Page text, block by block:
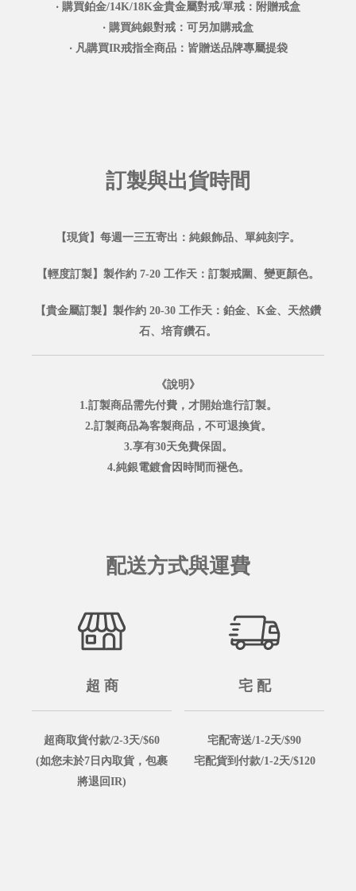
‧ 購買鉑金/14K/18K金貴金屬對戒/單戒：附贈戒盒
‧ 購買純銀對戒：可另加購戒盒
‧ 凡購買IR戒指全商品：皆贈送品牌專屬提袋
訂製與出貨時間
【現貨】每週一三五寄出：純銀飾品、單純刻字。
【輕度訂製】製作約 7-20 工作天：訂製戒圍、變更顏色。
【貴金屬訂製】製作約 20-30 工作天：鉑金、K金、天然鑽
石、培育鑽石。
《說明》
1.訂製商品需先付費，才開始進行訂製。
2.訂製商品為客製商品，不可退換貨。
3.享有30天免費保固。
4.純銀電鍍會因時間而褪色。
配送方式與運費
超 商
超商取貨付款/2-3天/$60
(如您未於7日內取貨，包裹
將退回IR)
宅 配
宅配寄送/1-2天/$90
宅配貨到付款/1-2天/$120